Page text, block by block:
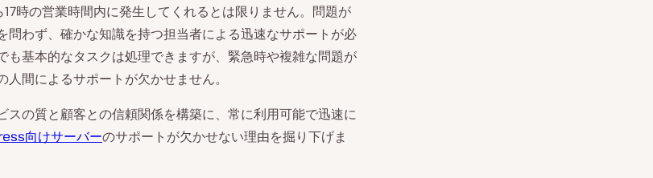
時の営業時間内に発生してくれるとは限りません。問題が
問わず、確かな知識を持つ担当者による迅速なサポートが必
も基本的なタスクは処理できますが、緊急時や複雑な問題が
間によるサポートが欠かせません。
スの質と顧客との信頼関係を構築に、常に利用可能で迅速に
向けサーバーのサポートが欠かせない理由を掘り下げま